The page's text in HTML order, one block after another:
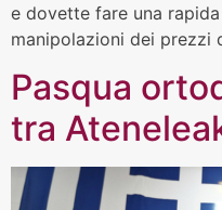
e dovette fare una
manipolazioni dei prezzi
Pasqua
tra